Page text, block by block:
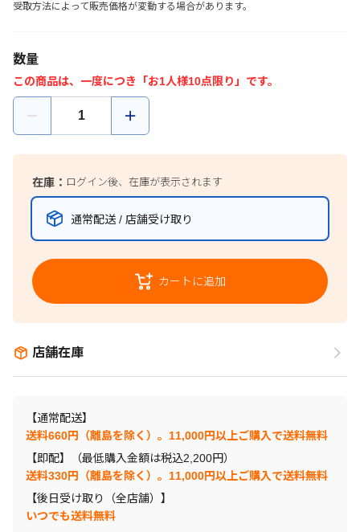
受取方法によって販売価格が変動する場合があります。
数量
この商品は、一度につき「お1人様10点限り」です。
在庫： ログイン後、在庫が表示されます
通常配送 / 店舗受け取り
カートに追加
店舗在庫
【通常配送】
送料660円（離島を除く）。11,000円以上ご購入で送料無料
【即配】（最低購入金額は税込2,200円）
送料330円（離島を除く）。11,000円以上ご購入で送料無料
【後日受け取り（全店舗）】
いつでも送料無料